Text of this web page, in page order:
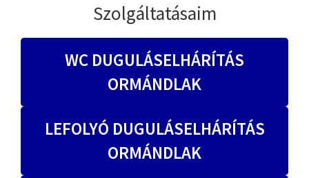
Szolgáltatásaim
WC DUGULÁSELHÁRÍTÁS
ORMÁNDLAK
LEFOLYÓ DUGULÁSELHÁRÍTÁS
ORMÁNDLAK